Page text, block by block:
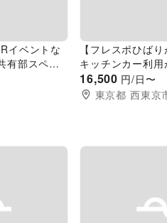
イベントな
有部スペー
【フレスポひば
キッチンカー利
外スペース
16,500 円/日〜
東京都 西東京
Previous